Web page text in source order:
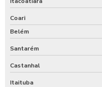
Coari
Belém
Santarém
Castanhal
Itaituba